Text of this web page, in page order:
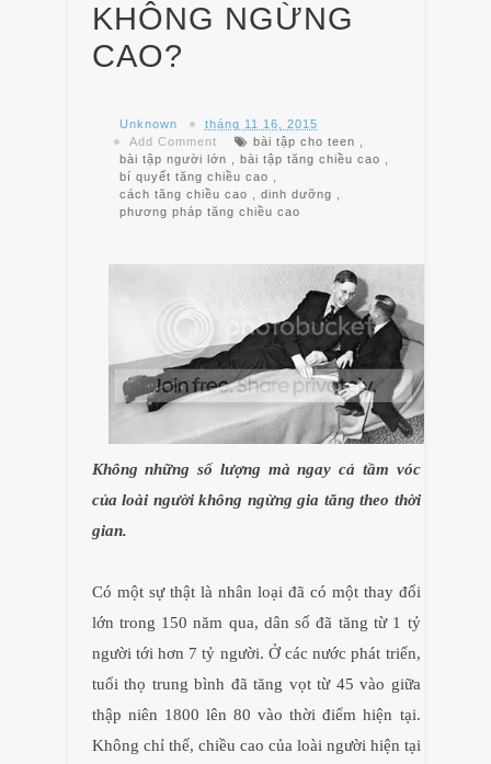
KHÔNG NGỪNG
CAO?
Unknown
tháng 11 16, 2015
Add Comment
bài tập cho teen
bài tập người lớn
bài tập tăng chiều cao
bí quyết tăng chiều cao
cách tăng chiều cao
dinh dưỡng
phương pháp tăng chiều cao
Không những số lượng mà ngay cả tầm vóc
của loài người không ngừng gia tăng theo thời
gian.
Có một sự thật là nhân loại đã có một thay đổi
lớn trong 150 năm qua, dân số đã tăng từ 1 tỷ
người tới hơn 7 tỷ người. Ở các nước phát triển,
tuổi thọ trung bình đã tăng vọt từ 45 vào giữa
thập niên 1800 lên 80 vào thời điểm hiện tại.
Không chỉ thế, chiều cao của loài người hiện tại